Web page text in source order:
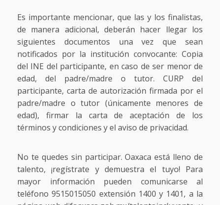
Es importante mencionar, que las y los finalistas,
de manera adicional, deberán hacer llegar los
siguientes documentos una vez que sean
notificados por la institución convocante: Copia
del INE del participante, en caso de ser menor de
edad, del padre/madre o tutor. CURP del
participante, carta de autorización firmada por el
padre/madre o tutor (únicamente menores de
edad), firmar la carta de aceptación de los
términos y condiciones y el aviso de privacidad.
No te quedes sin participar. Oaxaca está lleno de
talento, ¡regístrate y demuestra el tuyo! Para
mayor información pueden comunicarse al
teléfono 9515015050 extensión 1400 y 1401, a la